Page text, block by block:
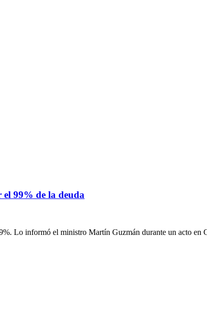
99% de la deuda
Lo informó el ministro Martín Guzmán durante un acto en